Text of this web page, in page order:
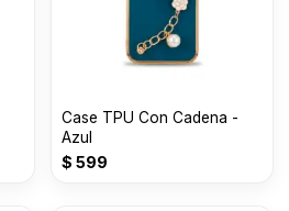
Case TPU Con Cadena -
Azul
$ 599